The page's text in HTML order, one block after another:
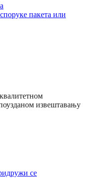
пакета или
извештавању
се